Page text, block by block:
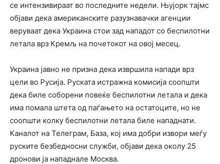
се интензивираат во последните недели. Њујорк тајмс
објави дека американските разузнавачки агенции
веруваат дека Украина стои зад нападот со беспилотни
летала врз Кремљ на почетокот на овој месец.
Украина јавно не призна дека извршила напади врз
цели во Русија. Руската истражна комисија соопшти
дека биле соборени повеќе беспилотни летала и дека
има помала штета од паѓањето на остатоците, но не
соопшти колку беспилотни летала биле нападнати.
Каналот на Телеграм, База, кој има добри извори меѓу
руските безбедносни служби, објави дека околу 25
дронови ја нападнале Москва.